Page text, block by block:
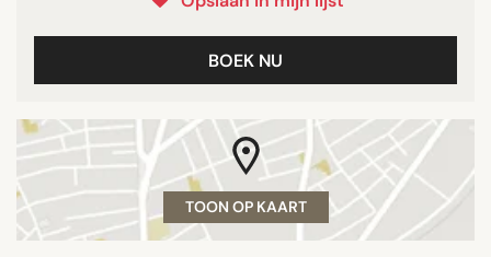
BOEK NU
TOON OP KAART